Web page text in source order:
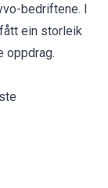
bedriftene. I
ein storleik
oppdrag.